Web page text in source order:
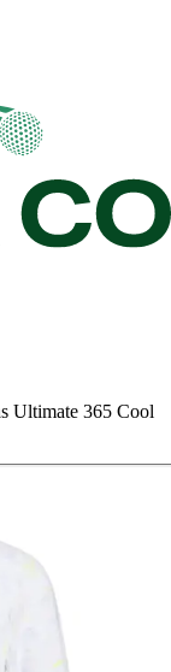
Ultimate 365 Cool